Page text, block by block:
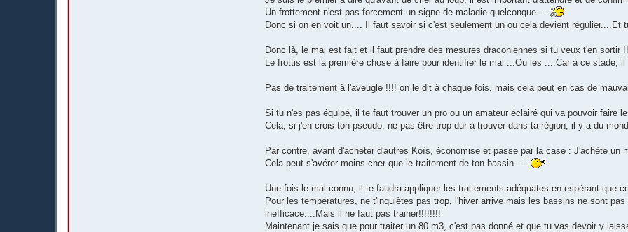
Un frottement n'est pas forcement un signe de maladie quelconque....
Donc si on en voit un.... Il faut savoir si c'est seulement un ou cela devient régulier....Et
Donc là, le mal est fait et il faut prendre des mesures draconiennes si tu veux t'en sortir
Le frottis est la première chose à faire pour identifier le mal ...Ou les ....Car à ce stade, il
Pas de traitement à l'aveugle !!!! on le dit à chaque fois, mais cela peut en cas de
Si tu n'es pas équipé, il te faut trouver un pro ou un amateur éclairé qui va pouvoir faire
Cela, si j'en crois ton pseudo, ne pas être trop dur à trouver dans ta région, il y a du
Par contre, avant d'acheter d'autres Koïs, économise et passe par la case : J'achète un
Cela peut s'avérer moins cher que le traitement de ton bassin.....
Une fois le mal connu, il te faudra appliquer les traitements adéquates en espérant que
Pour les températures, ne t'inquiètes pas trop, l'hiver arrive mais les bassins ne sont
inefficace....Mais il ne faut pas trainer!!!!!!!!
Maintenant je sais que pour traiter un 80 m3, c'est pas donné et que tu vas devoir y